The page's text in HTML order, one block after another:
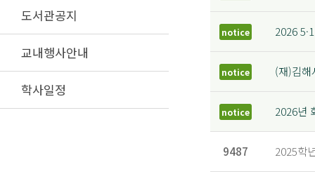
도서관공지
교내행사안내
학사일정
notice 2026
notice (재)김해
notice 2026년
9487 2025학